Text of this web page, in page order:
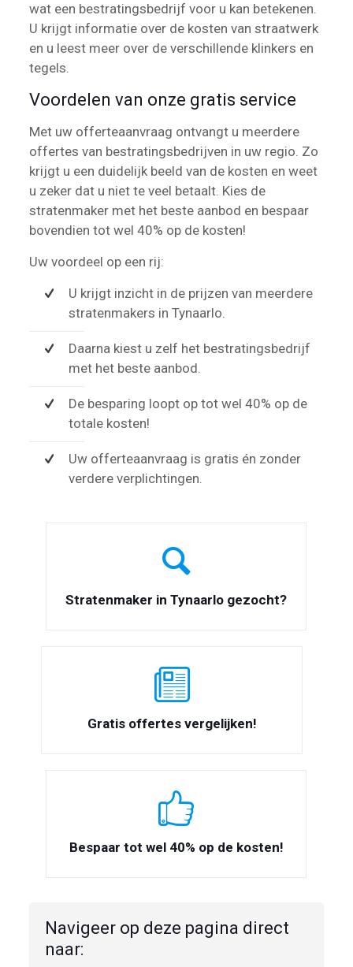
wat een bestratingsbedrijf voor u kan betekenen.
U krijgt informatie over de kosten van straatwerk
en u leest meer over de verschillende klinkers en
tegels.
Voordelen van onze gratis service
Met uw offerteaanvraag ontvangt u meerdere
offertes van bestratingsbedrijven in uw regio. Zo
krijgt u een duidelijk beeld van de kosten en weet
u zeker dat u niet te veel betaalt. Kies de
stratenmaker met het beste aanbod en bespaar
bovendien tot wel 40% op de kosten!
Uw voordeel op een rij:
U krijgt inzicht in de prijzen van meerdere
stratenmakers in Tynaarlo.
Daarna kiest u zelf het bestratingsbedrijf
met het beste aanbod.
De besparing loopt op tot wel 40% op de
totale kosten!
Uw offerteaanvraag is gratis én zonder
verdere verplichtingen.
Stratenmaker in Tynaarlo gezocht?
Gratis offertes vergelijken!
Bespaar tot wel 40% op de kosten!
Navigeer op deze pagina direct
naar: